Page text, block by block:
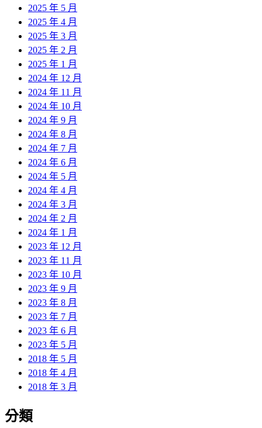
2025 年 5 月
2025 年 4 月
2025 年 3 月
2025 年 2 月
2025 年 1 月
2024 年 12 月
2024 年 11 月
2024 年 10 月
2024 年 9 月
2024 年 8 月
2024 年 7 月
2024 年 6 月
2024 年 5 月
2024 年 4 月
2024 年 3 月
2024 年 2 月
2024 年 1 月
2023 年 12 月
2023 年 11 月
2023 年 10 月
2023 年 9 月
2023 年 8 月
2023 年 7 月
2023 年 6 月
2023 年 5 月
2018 年 5 月
2018 年 4 月
2018 年 3 月
分類